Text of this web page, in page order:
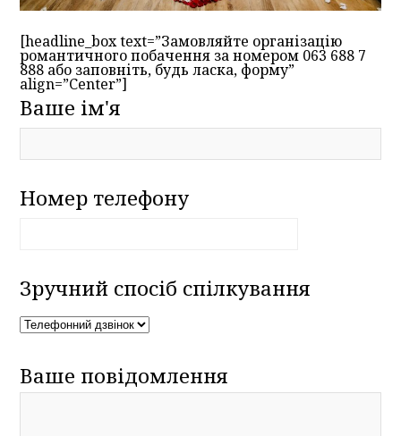
[headline_box text=”Замовляйте організацію
романтичного побачення за номером 063 688 7
888 або заповніть, будь ласка, форму”
align=”Center”]
Ваше ім'я
Номер телефону
Зручний спосіб спілкування
Ваше повідомлення